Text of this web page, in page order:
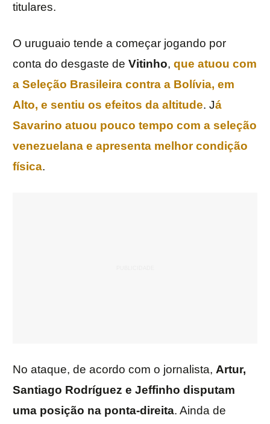
titulares.
O uruguaio tende a começar jogando por
conta do desgaste de Vitinho, que atuou com
a Seleção Brasileira contra a Bolívia, em
Alto, e sentiu os efeitos da altitude. Já
Savarino atuou pouco tempo com a seleção
venezuelana e apresenta melhor condição
física.
No ataque, de acordo com o jornalista, Artur,
Santiago Rodríguez e Jeffinho disputam
uma posição na ponta-direita. Ainda de